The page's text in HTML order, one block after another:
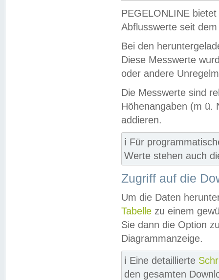
PEGELONLINE
Abflusswerte seit
Bei den
Diese Messwerte
oder andere
Die Messwerte sind
Höhenangaben (m ü.
addieren.
ℹ️ Für
Werte stehen auch
Zugriff auf die
Um die Daten
Tabelle zu einem
Sie dann die Option
Diagrammanzeige.
ℹ️ Eine detaillierte
den gesamten